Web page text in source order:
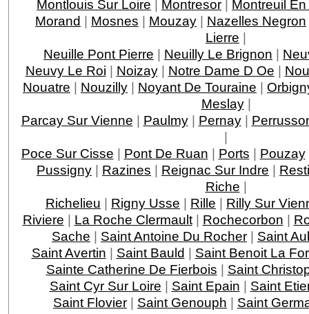
Montlouis Sur Loire | Montresor | Montreuil
Morand | Mosnes | Mouzay | Nazelles Negron
Lierre |
Neuille Pont Pierre | Neuilly Le Brignon |
Neuvy Le Roi | Noizay| Notre Dame D Oe |
Nouatre | Nouzilly | Noyant De Touraine |
Meslay|
Parcay Sur Vienne | Paulmy| Pernay|
|
Poce Sur Cisse | Pont De Ruan | Ports | Pouzay
Pussigny | Razines | Reignac Sur Indre |
Riche |
Richelieu | Rigny Usse | Rille | Rilly Sur
Riviere | La Roche Clermault| Rochecorbon |
Sache | Saint Antoine Du Rocher | Saint
Saint Avertin | Saint Bauld | Saint Benoit La
Sainte Catherine De Fierbois | Saint
Saint Cyr Sur Loire | Saint Epain | Saint
Saint Flovier | Saint Genouph | Saint